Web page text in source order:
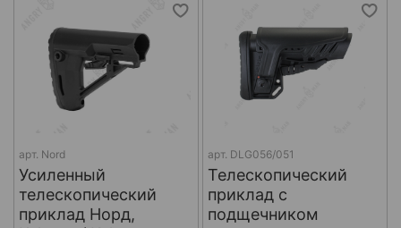
арт. Nord
Усиленный
телескопический
приклад Норд,
арт. DLG056/051
Телескопический
приклад с
подщечником